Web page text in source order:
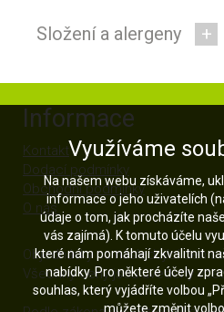
Složení a alergeny +
Informace
Kontakt
Dodací podmínky
Obchodní podmínky
O nás
Objednávky na následující den
Všechny ceny jsou uvedeny
Využíváme
Na našem webu získáváme,
informace o jeho uživatelích
údaje o tom, jak procházíte
vás zajímá). K tomuto účelu
které nám pomáhají zkvalitnit
nabídky. Pro některé účely
souhlas, který vyjádříte volbou
můžete změnit